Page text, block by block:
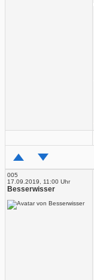
005
17.09.2019, 11:00 Uhr
Besserwisser